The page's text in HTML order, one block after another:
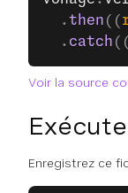
  .
then ((
  .
catch ((
Voir la source
Enregistrez ce